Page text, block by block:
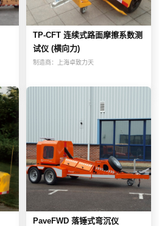
TP-CFT 连续式路面摩擦系数测
试仪 (横向力)
制造商： 上海卓致力天
PaveFWD 落锤式弯沉仪